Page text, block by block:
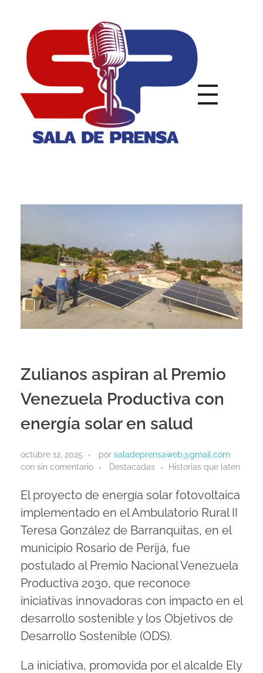
Zulianos aspiran al Premio
Venezuela Productiva con
energía solar en salud
octubre 12, 2025 por saladeprensaweb@gmail.com
con sin comentario Destacadas Historias que laten
El proyecto de energía solar fotovoltaica
implementado en el Ambulatorio Rural II
Teresa González de Barranquitas, en el
municipio Rosario de Perijá, fue
postulado al Premio Nacional Venezuela
Productiva 2030, que reconoce
iniciativas innovadoras con impacto en el
desarrollo sostenible y los Objetivos de
Desarrollo Sostenible (ODS).
La iniciativa, promovida por el alcalde Ely